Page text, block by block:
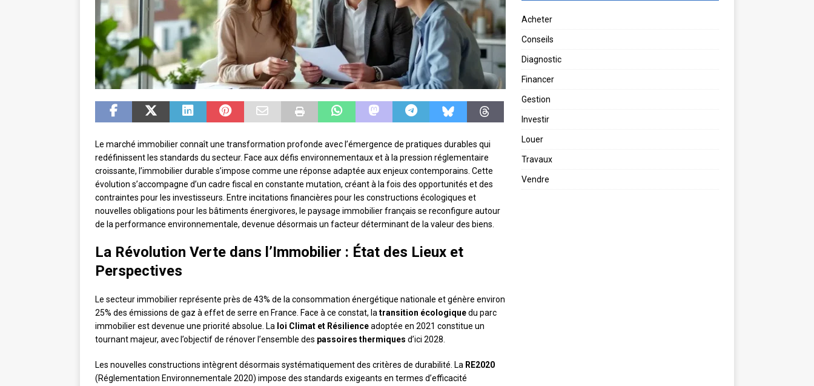
Le marché immobilier connaît une transformation profonde avec l’émergence de pratiques durables qui
redéfinissent les standards du secteur. Face aux défis environnementaux et à la pression réglementaire
croissante, l’immobilier durable s’impose comme une réponse adaptée aux enjeux contemporains. Cette
évolution s’accompagne d’un cadre fiscal en constante mutation, créant à la fois des opportunités et des
contraintes pour les investisseurs. Entre incitations financières pour les constructions écologiques et
nouvelles obligations pour les bâtiments énergivores, le paysage immobilier français se reconfigure autour
de la performance environnementale, devenue désormais un facteur déterminant de la valeur des biens.
La Révolution Verte dans l’Immobilier : État des Lieux et
Perspectives
Le secteur immobilier représente près de 43% de la consommation énergétique nationale et génère environ
25% des émissions de gaz à effet de serre en France. Face à ce constat, la transition écologiquedu parc
immobilier est devenue une priorité absolue. La loi Climat et Résilienceadoptée en 2021 constitue un
tournant majeur, avec l’objectif de rénover l’ensemble des passoires thermiques d’ici 2028.
Les nouvelles constructions intègrent désormais systématiquement des critères de durabilité. La RE2020
(Réglementation Environnementale 2020) impose des standards exigeants en termes d’efficacité
Acheter
Conseils
Diagnostic
Financer
Gestion
Investir
Louer
Travaux
Vendre